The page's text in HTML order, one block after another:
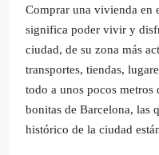
Comprar una vivienda en
significa poder vivir y
ciudad, de su zona más
transportes, tiendas,
todo a unos pocos metros
bonitas de Barcelona, las
histórico de la ciudad